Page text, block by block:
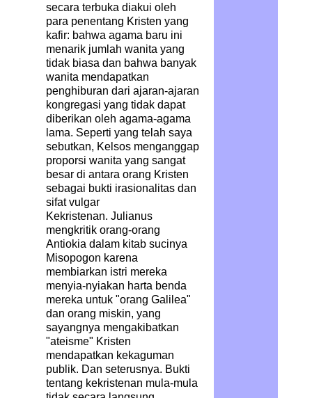
secara terbuka diakui oleh
para penentang Kristen yang
kafir: bahwa agama baru ini
menarik jumlah wanita yang
tidak biasa dan bahwa banyak
wanita mendapatkan
penghiburan dari ajaran-ajaran
kongregasi yang tidak dapat
diberikan oleh agama-agama
lama. Seperti yang telah saya
sebutkan, Kelsos menganggap
proporsi wanita yang sangat
besar di antara orang Kristen
sebagai bukti irasionalitas dan
sifat vulgar
Kekristenan. Julianus
mengkritik orang-orang
Antiokia dalam kitab sucinya
Misopogon karena
membiarkan istri mereka
menyia-nyiakan harta benda
mereka untuk "orang Galilea"
dan orang miskin, yang
sayangnya mengakibatkan
"ateisme" Kristen
mendapatkan kekaguman
publik. Dan seterusnya. Bukti
tentang kekristenan mula-mula